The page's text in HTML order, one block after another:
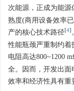
次能源，正成为能
熟度(商用设备效率
产的核心技术路径[4]
性能瓶颈严重制约
电阻高达800~1200
全。因而，开发出面
效率和经济性具有重